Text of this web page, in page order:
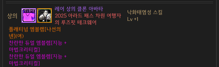
상의
레어 상의 클론 아바타
2025 아라드 패스 차원 여행자
의 루즈핏 테크웨어
낙화태염성 스킬
Lv +1
플래티넘 엠블렘[나선의
넨](여)
찬란한 듀얼 엠블렘[지능 +
마법크리티컬]
찬란한 듀얼 엠블렘[지능 +
마법크리티컬]